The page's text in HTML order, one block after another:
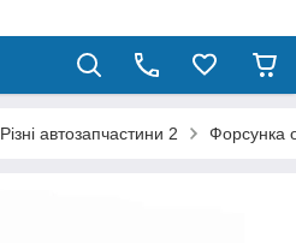
Різні автозапчастини 2 Форсунка